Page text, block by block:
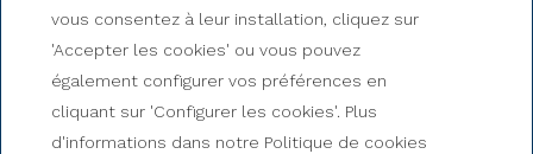
Ctra.General del Serrat s/n - El Serrat, Andorra
+376 735 735
contact@hotelniunit.com
vous consentez à leur installation, cliquez sur
'Accepter les cookies' ou vous pouvez
également configurer vos préférences en
cliquant sur 'Configurer les cookies'. Plus
d'informations dans notre Politique de cookies